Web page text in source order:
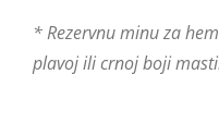
* Rezervnu minu za
plavoj ili crnoj boji